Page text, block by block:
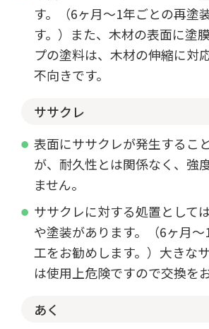
す。（6ヶ月～1年ごとの再塗
す。）また、木材の表面に塗
プの塗料は、木材の伸縮に対
不向きです。
ササクレ
表面にササクレが発生するこ
が、耐久性とは関係なく、強
ません。
ササクレに対する処置として
や塗装があります。（6ヶ月
工をお勧めします。）大きな
は使用上危険ですので交換を
あく